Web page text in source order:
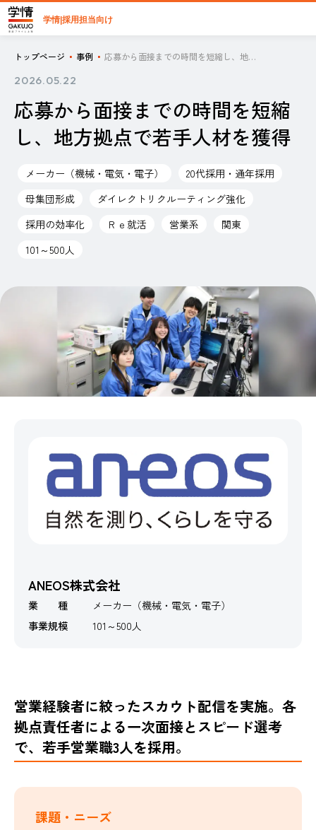
学情|採用担当向け
トップページ 事例 応募から面接までの時間を短縮し、地方拠点で若手人材を獲得
2026.05.22
応募から面接までの時間を短縮
し、地方拠点で若手人材を獲得
メーカー（機械・電気・電子）
20代採用・通年採用
母集団形成
ダイレクトリクルーティング強化
採用の効率化
Ｒｅ就活 営業系
関東
101～500人
ANEOS株式会社
業 種
メーカー（機械・電気・電子）
事業規模
101～500人
営業経験者に絞ったスカウト配信を実施。各
拠点責任者による一次面接とスピード選考
で、若手営業職3人を採用。
課題・ニーズ